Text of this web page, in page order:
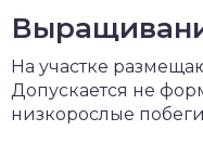
На участке
Допускается не
низкорослые